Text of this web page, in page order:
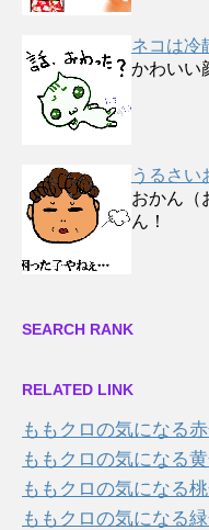
ネコは冷
かわいい
うるさい
おかん（
ん！
SEARCH RANK
RELATED LINK
ももクロの気になる
ももクロの気になる
ももクロの気になる
ももクロの気になる